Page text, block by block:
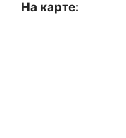
На карте: